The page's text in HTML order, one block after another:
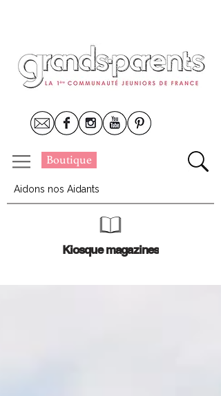
Boutique
Aidons nos Aidants
Kiosque magazines